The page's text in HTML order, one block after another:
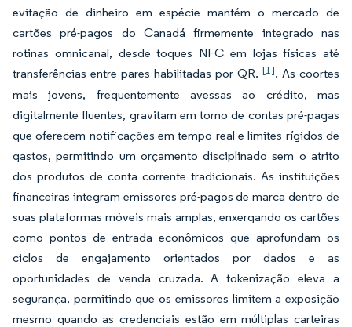
evitação de dinheiro em espécie mantém o mercado de
cartões pré-pagos do Canadá firmemente integrado nas
rotinas omnicanal, desde toques NFC em lojas físicas até
transferências entre pares habilitadas por QR. [1]. As coortes
mais jovens, frequentemente avessas ao crédito, mas
digitalmente fluentes, gravitam em torno de contas pré-pagas
que oferecem notificações em tempo real e limites rígidos de
gastos, permitindo um orçamento disciplinado sem o atrito
dos produtos de conta corrente tradicionais. As instituições
financeiras integram emissores pré-pagos de marca dentro de
suas plataformas móveis mais amplas, enxergando os cartões
como pontos de entrada econômicos que aprofundam os
ciclos de engajamento orientados por dados e as
oportunidades de venda cruzada. A tokenização eleva a
segurança, permitindo que os emissores limitem a exposição
mesmo quando as credenciais estão em múltiplas carteiras